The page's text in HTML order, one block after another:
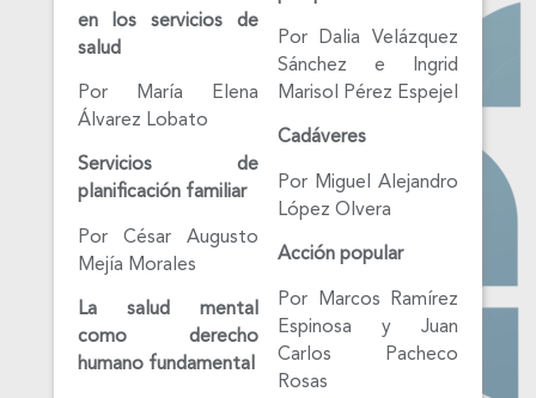
en los servicios de
salud
Por María Elena
Álvarez Lobato
Servicios de
planificación familiar
Por César Augusto
Mejía Morales
La salud mental
como derecho
humano fundamental
Por Dalia Velázquez
Sánchez e Ingrid
Marisol Pérez Espejel
Cadáveres
Por Miguel Alejandro
López Olvera
Acción popular
Por Marcos Ramírez
Espinosa y Juan
Carlos Pacheco
Rosas